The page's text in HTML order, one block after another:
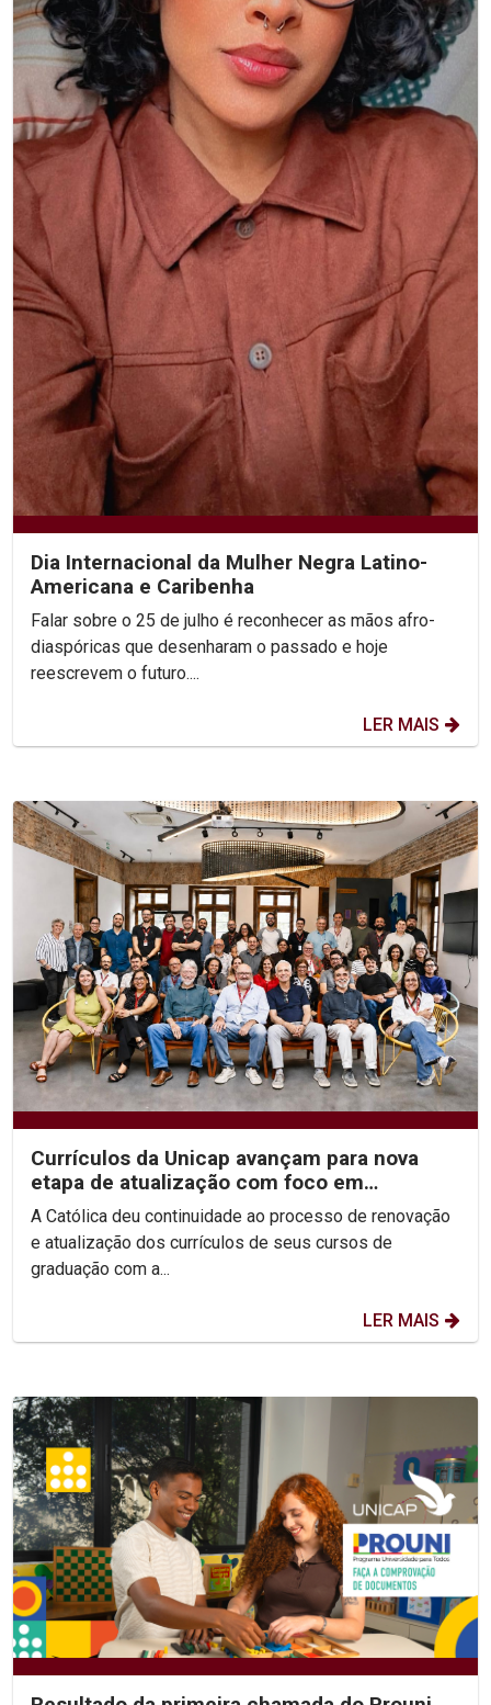
Dia Internacional da Mulher Negra Latino-
Americana e Caribenha
Falar sobre o 25 de julho é reconhecer as mãos afro-
diaspóricas que desenharam o passado e hoje
reescrevem o futuro....
LER MAIS
Currículos da Unicap avançam para nova
etapa de atualização com foco em
competências e habilidades
A Católica deu continuidade ao processo de renovação
e atualização dos currículos de seus cursos de
graduação com a...
LER MAIS